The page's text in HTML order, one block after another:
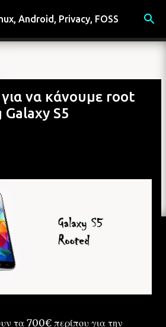
στο κύριο περιεχόμενο
Android, Privacy, FOSS
να κάνουμε root
Galaxy S5
τα 700€ περίπου για την